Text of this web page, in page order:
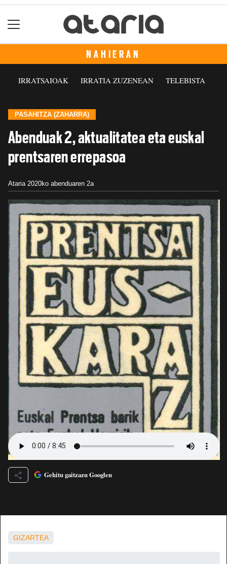
NAHIERAN
IRRATSAIOAK IRRATIA ZUZENEAN TELEBISTA
PASAHITZA (ZAHARRA)
Abenduak 2, aktualitatea eta euskal
prentsaren errepasoa
Ataria 2020ko abenduaren 2a
Gehitu gaitzazu Googlen
GIZARTEA